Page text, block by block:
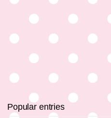
Popular entries